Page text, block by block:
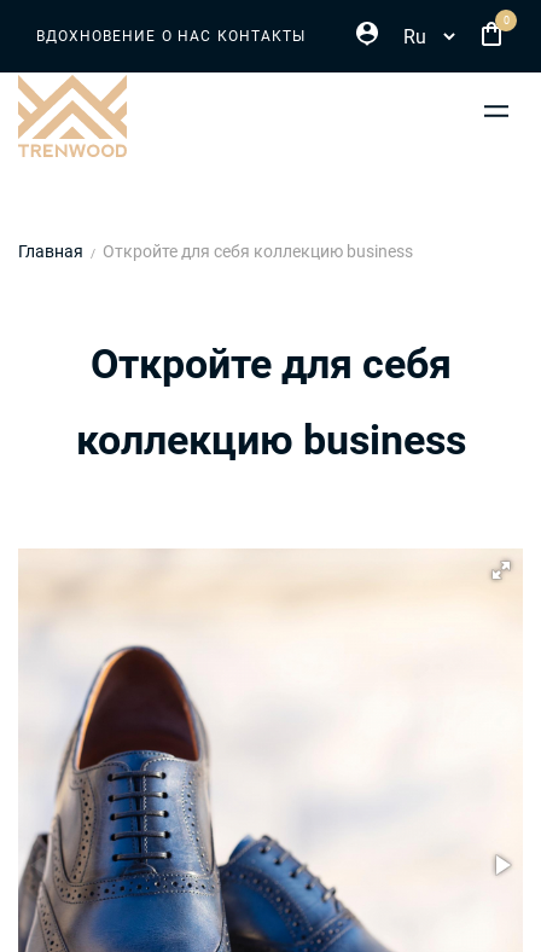
основному
содержанию
ВДОХНОВЕНИЕ О НАС КОНТАКТЫ
0
Строка
Главная Откройте для себя коллекцию business
Откройте для себя
коллекцию business